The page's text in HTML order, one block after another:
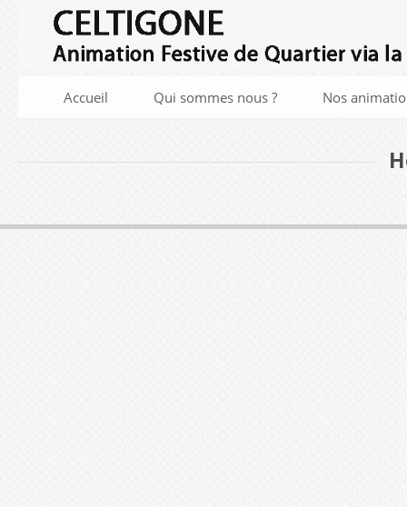
Accueil Qui sommes nous ? Nos